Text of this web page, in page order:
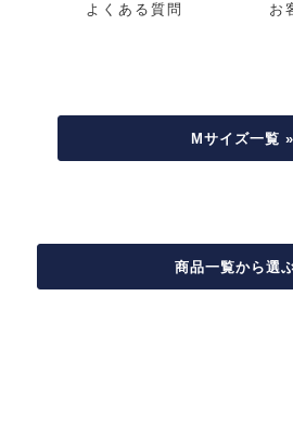
よくある質問 お
Mサイズ一覧 »
商品一覧から選